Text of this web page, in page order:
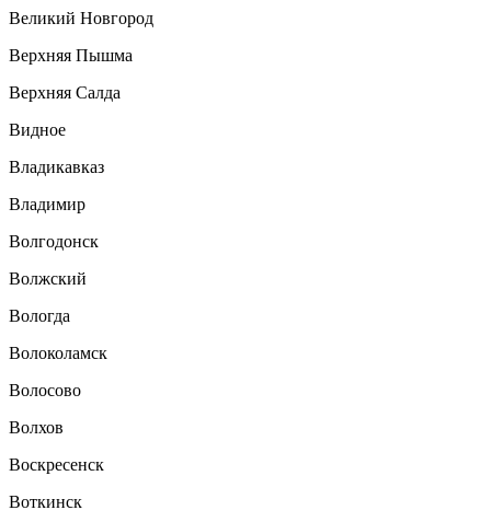
Великий Новгород
Верхняя Пышма
Верхняя Салда
Видное
Владикавказ
Владимир
Волгодонск
Волжский
Вологда
Волоколамск
Волосово
Волхов
Воскресенск
Воткинск